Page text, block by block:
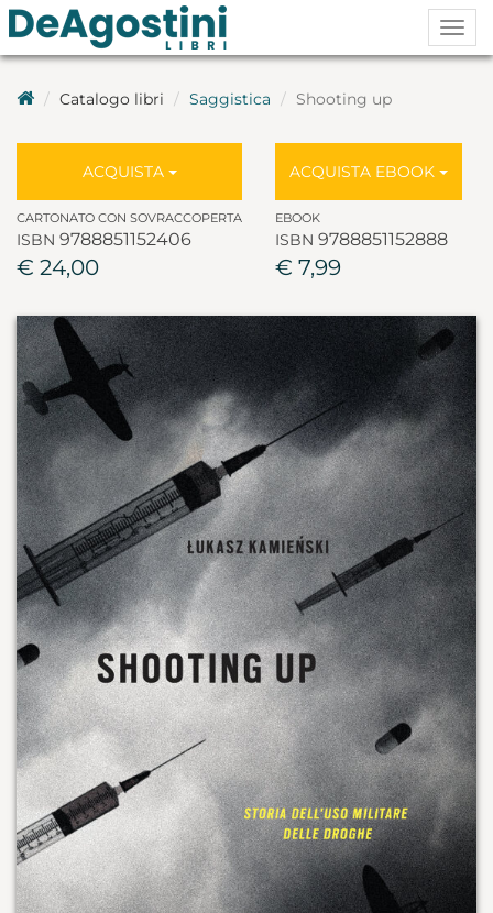
Catalogo libri Saggistica Shooting up
ACQUISTA
CARTONATO CON SOVRACCOPERTA
ISBN 9788851152406
€ 24,00
ACQUISTA EBOOK
EBOOK
ISBN 9788851152888
€ 7,99